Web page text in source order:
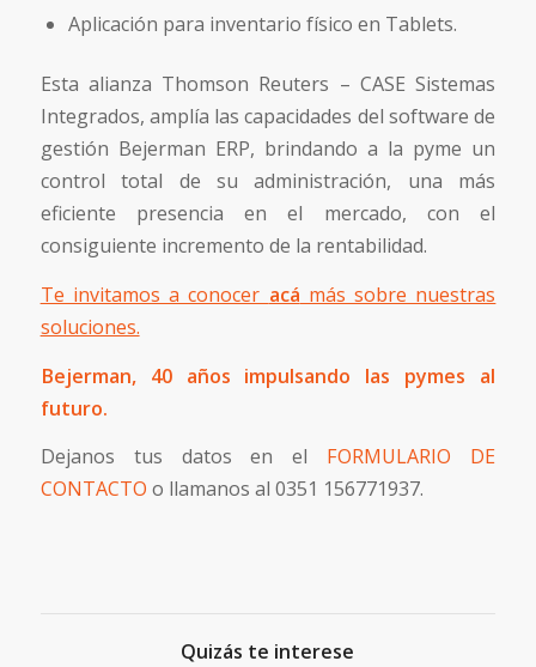
Aplicación para inventario físico en Tablets.
Esta alianza Thomson Reuters – CASE Sistemas
Integrados, amplía las capacidades del software de
gestión Bejerman ERP, brindando a la pyme un
control total de su administración, una más
eficiente presencia en el mercado, con el
consiguiente incremento de la rentabilidad.
Te invitamos a conocer acá más sobre nuestras
soluciones.
Bejerman, 40 años impulsando las pymes al
futuro.
Dejanos tus datos en el FORMULARIO DE
CONTACTO o llamanos al 0351 156771937.
Quizás te interese